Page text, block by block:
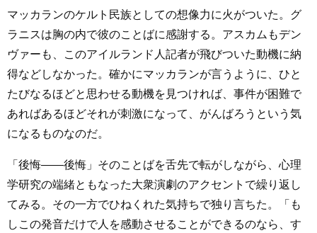
マッカランのケルト民族としての想像力に火がついた。グ
ラニスは胸の内で彼のことばに感謝する。アスカムもデン
ヴァーも、このアイルランド人記者が飛びついた動機に納
得などしなかった。確かにマッカランが言うように、ひと
たびなるほどと思わせる動機を見つければ、事件が困難で
あればあるほどそれが刺激になって、がんばろうという気
になるものなのだ。
「後悔――後悔」そのことばを舌先で転がしながら、心理
学研究の端緒ともなった大衆演劇のアクセントで繰り返し
てみる。その一方でひねくれた気持ちで独り言ちた。「も
しこの発音だけで人を感動させることができるのなら、す